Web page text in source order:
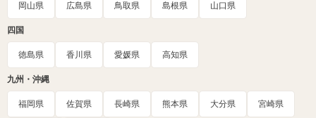
岡山県 広島県 鳥取県 島根県 山口県
四国
徳島県 香川県 愛媛県 高知県
九州・沖縄
福岡県 佐賀県 長崎県 熊本県 大分県 宮崎県